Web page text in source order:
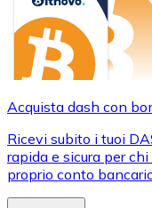
Acquista dash con
Ricevi subito i tuoi
rapida e sicura per
proprio conto